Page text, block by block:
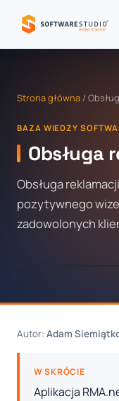
Strona główna /
BAZA WIEDZY
Obsługa
Obsługa
pozytywnego
zadowolonych
Autor: Adam
W SKRÓCIE
Aplikacja